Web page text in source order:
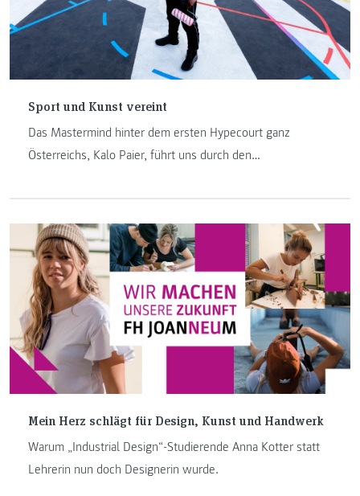
Sport und Kunst vereint
Das Mastermind hinter dem ersten Hypecourt ganz
Österreichs, Kalo Paier, führt uns durch den
Mein Herz schlägt für Design, Kunst und Handwerk
Warum „Industrial Design“-Studierende Anna Kotter statt
Lehrerin nun doch Designerin wurde.